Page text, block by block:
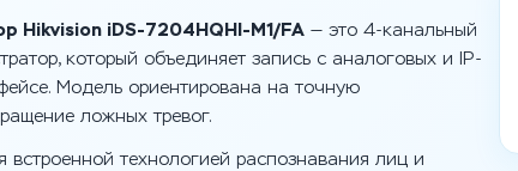
Hikvision iDS-7204HQHI-M1/FA — это 4-канальный
который объединяет запись с аналоговых и IP-
Модель ориентирована на точную
ложных тревог.
встроенной технологией распознавания лиц и